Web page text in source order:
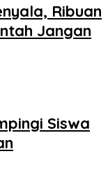
Ribuan
Jangan
Siswa